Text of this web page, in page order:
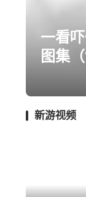
一看
图集
新游视频